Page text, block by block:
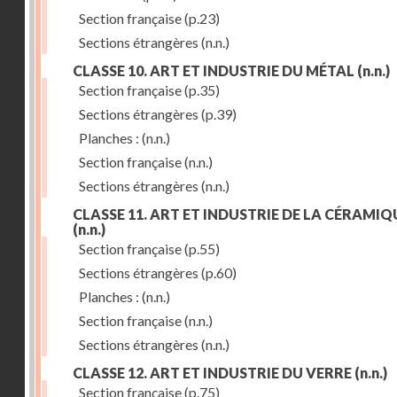
Section française(p.23)
Sections étrangères (n.n.)
CLASSE 10. ART ET INDUSTRIE DU MÉTAL (n.n.)
Section française(p.35)
Sections étrangères (p.39)
Planches : (n.n.)
Section française(n.n.)
Sections étrangères (n.n.)
CLASSE 11. ART ET INDUSTRIE DE LA
(n.n.)
Section française(p.55)
Sections étrangères (p.60)
Planches : (n.n.)
Section française(n.n.)
Sections étrangères (n.n.)
CLASSE 12. ART ET INDUSTRIE DU VERRE (n.n.)
Section française(p.75)